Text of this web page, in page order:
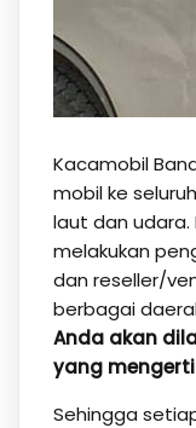
Kacamobil
mobil ke
laut dan udara.
melakukan
dan reseller/
berbagai
Anda akan
yang
Sehingga